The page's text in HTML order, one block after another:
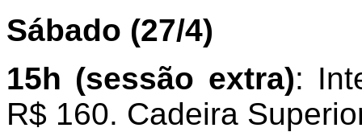
Sábado (27/4)
15h (sessão extra):
R$ 160. Cadeira